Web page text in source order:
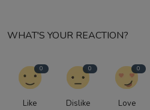
WHAT'S YOUR REACTION?
0
Like
0
Dislike
0
Love